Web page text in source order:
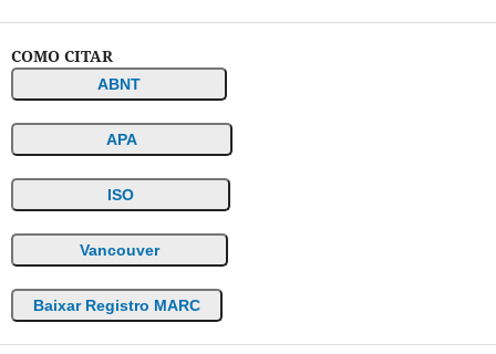
COMO CITAR
ABNT
APA
ISO
Vancouver
Baixar Registro MARC